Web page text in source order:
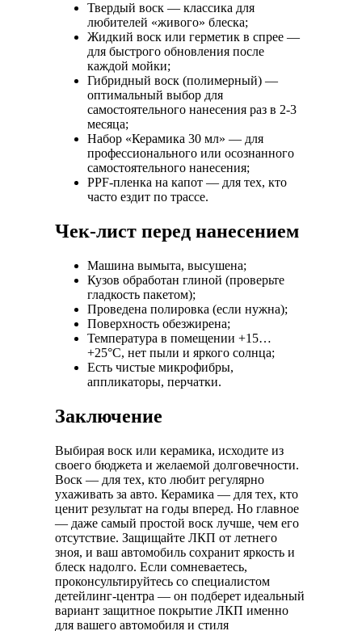
Твердый воск — классика для
любителей «живого» блеска;
Жидкий воск или герметик в спрее —
для быстрого обновления после
каждой мойки;
Гибридный воск (полимерный) —
оптимальный выбор для
самостоятельного нанесения раз в 2-3
месяца;
Набор «Керамика 30 мл» — для
профессионального или осознанного
самостоятельного нанесения;
PPF-пленка на капот — для тех, кто
часто ездит по трассе.
Чек-лист перед нанесением
Машина вымыта, высушена;
Кузов обработан глиной (проверьте
гладкость пакетом);
Проведена полировка (если нужна);
Поверхность обезжирена;
Температура в помещении +15…
+25°C, нет пыли и яркого солнца;
Есть чистые микрофибры,
аппликаторы, перчатки.
Заключение
Выбирая воск или керамика, исходите из
своего бюджета и желаемой долговечности.
Воск — для тех, кто любит регулярно
ухаживать за авто. Керамика — для тех, кто
ценит результат на годы вперед. Но главное
— даже самый простой воск лучше, чем его
отсутствие. Защищайте ЛКП от летнего
зноя, и ваш автомобиль сохранит яркость и
блеск надолго. Если сомневаетесь,
проконсультируйтесь со специалистом
детейлинг-центра — он подберет идеальный
вариант защитное покрытие ЛКП именно
для вашего автомобиля и стиля